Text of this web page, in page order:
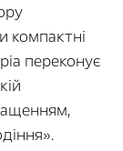
компактні
переконує